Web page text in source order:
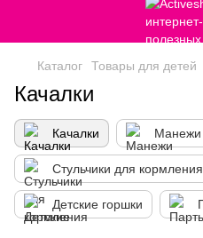
Каталог Товары для детей
Качалки
Качалки Манежи
Стульчики для кормления
Детские горшки